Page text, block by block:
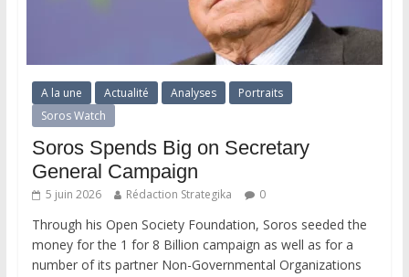
A la une Actualité Analyses
Portraits
Soros Watch
Soros Spends Big on Secretary
General Campaign
5 juin 2026 Rédaction Strategika 0
Through his Open Society Foundation, Soros seeded the
money for the 1 for 8 Billion campaign as well as for a
number of its partner Non-Governmental Organizations